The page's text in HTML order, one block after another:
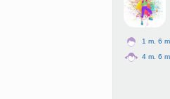
1 m. 6
4 m. 6